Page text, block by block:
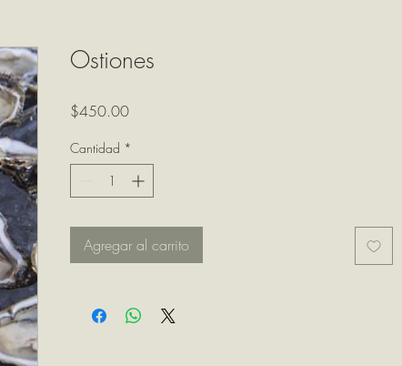
Ostiones
$450.00Precio
Cantidad *
Agregar al carrito